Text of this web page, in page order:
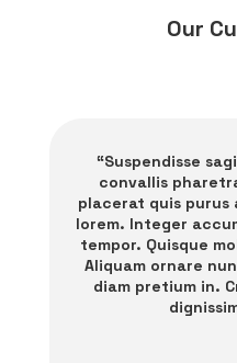
Our
“Suspendisse
convallis
placerat quis
lorem. Integer
tempor. Quisque
Aliquam ornare
diam pretium in.